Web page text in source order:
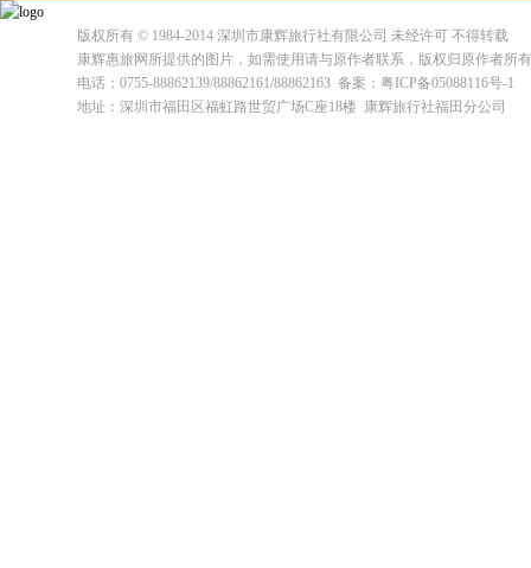
版权所有 © 1984-2014 深圳市康辉旅行社有限公司 未经许可 不得转载
康辉惠旅网所提供的图片，如需使用请与原作者联系，版权归原作者所
电话：0755-88862139/88862161/88862163 备案：粤ICP备05088116号-1
地址：深圳市福田区福虹路世贸广场C座18楼 康辉旅行社福田分公司